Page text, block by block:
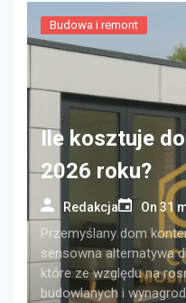
Budowa i remont
Ile kosztuje
2026 roku?
Redakcja On 31
Przemyślany dom
sensowna alternatywa
które ze względu na
budowlanych i